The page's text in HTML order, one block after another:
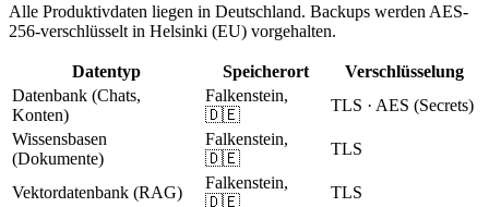
Alle Produktivdaten liegen in Deutschland. Backups werden AES-
256-verschlüsselt in Helsinki (EU) vorgehalten.
Datentyp Speicherort
Verschlüsselung
Datenbank (Chats,
Konten)
Falkenstein,
🇩🇪
TLS · AES (Secrets)
Wissensbasen
(Dokumente)
Falkenstein,
🇩🇪
TLS
Vektordatenbank (RAG)
Falkenstein,
🇩🇪
TLS